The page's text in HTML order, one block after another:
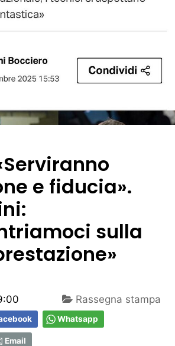
e fiducia».
sulla
Rassegna stampa
Whatsapp
Email